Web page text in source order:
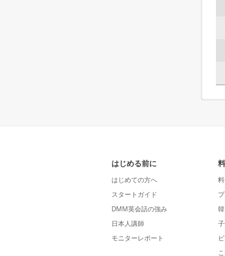
はじめる前に
はじめての方へ
スタートガイド
DMM英会話の強み
日本人講師
モニターレポート